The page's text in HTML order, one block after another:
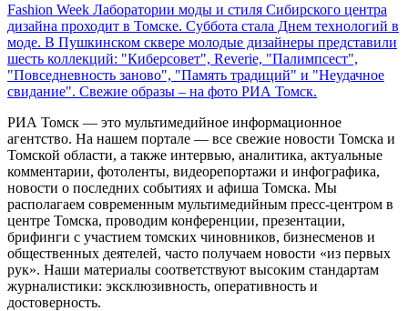
Fashion Week Лаборатории моды и стиля Сибирского центра
дизайна проходит в Томске. Суббота стала Днем технологий в
моде. В Пушкинском сквере молодые дизайнеры представили
шесть коллекций: "Киберсовет", Reverie, "Палимпсест",
"Повседневность заново", "Память традиций" и "Неудачное
свидание". Свежие образы – на фото РИА Томск.
РИА Томск — это мультимедийное информационное
агентство. На нашем портале — все свежие новости Томска и
Томской области, а также интервью, аналитика, актуальные
комментарии, фотоленты, видеорепортажи и инфографика,
новости о последних событиях и афиша Томска. Мы
располагаем современным мультимедийным пресс-центром в
центре Томска, проводим конференции, презентации,
брифинги с участием томских чиновников, бизнесменов и
общественных деятелей, часто получаем новости «из первых
рук». Наши материалы соответствуют высоким стандартам
журналистики: эксклюзивность, оперативность и
достоверность.